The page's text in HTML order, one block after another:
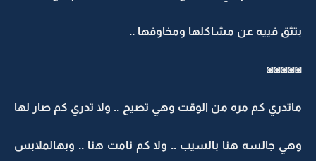
بتثق فييه عن مشاكلها ومخاوفها ..
◙◙◙◙◙
ماتدري كم مره من الوقت وهي تصيح .. ولا تدري كم صار لها
وهي جالسه هنا بالسيب .. ولا كم نامت هنا .. وبهالملابس